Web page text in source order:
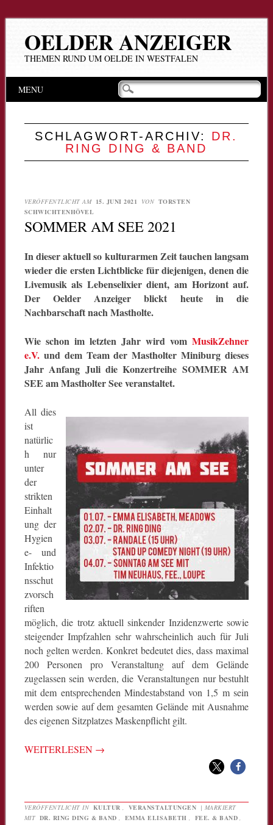
OELDER ANZEIGER
THEMEN RUND UM OELDE IN WESTFALEN
Hauptmenü
Inhalt
MENU
SCHLAGWORT-ARCHIV: DR.
RING DING & BAND
VERÖFFENTLICHT AM 15. JUNI 2021 VON TORSTEN
SCHWICHTENHÖVEL
SOMMER AM SEE 2021
In dieser aktuell so kulturarmen Zeit tauchen langsam
wieder die ersten Lichtblicke für diejenigen, denen die
Livemusik als Lebenselixier dient, am Horizont auf.
Der Oelder Anzeiger blickt heute in die
Nachbarschaft nach Mastholte.
Wie schon im letzten Jahr wird vomMusikZehner
e.V.und dem Team der Mastholter Miniburg dieses
Jahr Anfang Juli die Konzertreihe SOMMER AM
SEE am Mastholter See veranstaltet.
All dies
ist
natürlic
h nur
unter
der
strikten
Einhalt
ung der
Hygien
e- und
Infektio
nsschut
zvorsch
riften
möglich, die trotz aktuell sinkender Inzidenzwerte sowie
steigender Impfzahlen sehr wahrscheinlich auch für Juli
noch gelten werden. Konkret bedeutet dies, dass maximal
200 Personen pro Veranstaltung auf dem Gelände
zugelassen sein werden, die Veranstaltungen nur bestuhlt
mit dem entsprechenden Mindestabstand von 1,5 m sein
werden sowie auf dem gesamten Gelände mit Ausnahme
des eigenen Sitzplatzes Maskenpflicht gilt.
WEITERLESEN →
VERÖFFENTLICHT IN KULTUR VERANSTALTUNGEN | MARKIERT
MIT DR. RING DING & BAND EMMA ELISABETH FEE. & BAND